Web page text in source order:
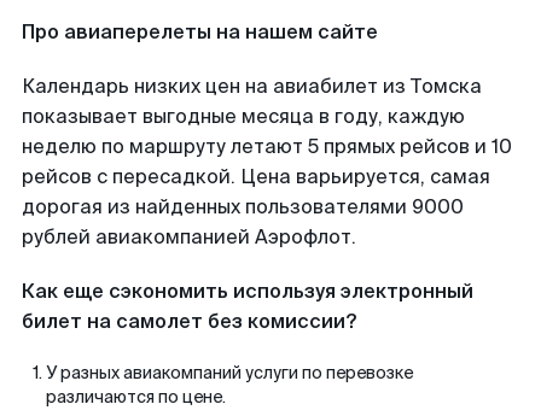
Про авиаперелеты на нашем сайте
Календарь низких цен на авиабилет из Томска
показывает выгодные месяца в году, каждую
неделю по маршруту летают 5 прямых рейсов и 10
рейсов с пересадкой. Цена варьируется, самая
дорогая из найденных пользователями 9000
рублей авиакомпанией Аэрофлот.
Как еще сэкономить используя электронный
билет на самолет без комиссии?
У разных авиакомпаний услуги по перевозке
различаются по цене.